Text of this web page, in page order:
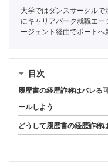
大学ではダンスサークル
にキャリアパーク就職エ
ージェント経由でポート
目次
履歴書の経歴詐称はバレる
ールしよう
どうして履歴書の経歴詐称